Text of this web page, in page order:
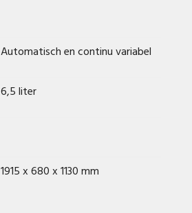
Automatisch en continu variabel
6,5 liter
1915 x 680 x 1130 mm